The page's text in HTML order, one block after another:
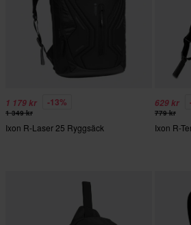
1 179 kr -13%
1 349 kr
Ixon R-Laser 25 Ryggsäck
629 kr
779 kr
Ixon R-